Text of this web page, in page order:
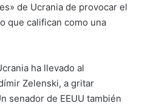
de Ucrania de provocar el
que califican como una
ha llevado al
Zelenski, a gritar
senador de EEUU también